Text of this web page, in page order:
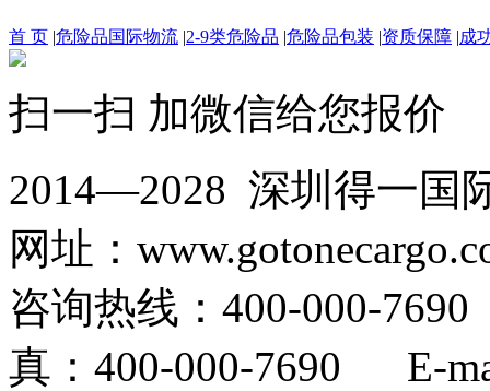
首 页 |危险品国际物流 |2-9类危险品 |危险品包装 |资质保障 |成
扫一扫 加微信给您报价
2014—2028 深圳得一国
网址：
咨询热线：400-000-
真：400-000-7690 E-